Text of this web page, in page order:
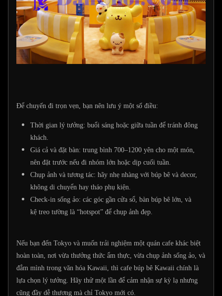
Để chuyến đi trọn vẹn, bạn nên lưu ý một số điều:
Thời gian lý tưởng: buổi sáng hoặc giữa tuần để tránh đông
khách.
Giá cả và đặt bàn: trung bình 700–1200 yên cho một món,
nên đặt trước nếu đi nhóm lớn hoặc dịp cuối tuần.
Chụp ảnh và tương tác: hãy nhẹ nhàng với búp bê và decor,
không di chuyển hay tháo phụ kiện.
Check-in sống ảo: các góc gần cửa sổ, bàn búp bê lớn, và
kệ treo tường là “hotspot” để chụp ảnh đẹp.
Nếu bạn đến Tokyo và muốn trải nghiệm một quán cafe khác biệt
hoàn toàn, nơi vừa thưởng thức ẩm thực, vừa chụp ảnh sống ảo, và
đắm mình trong văn hóa Kawaii, thì cafe búp bê Kawaii chính là
lựa chọn lý tưởng. Hãy thử một lần để cảm nhận sự kỳ lạ nhưng
cũng đầy dễ thương mà chỉ Tokyo mới có.